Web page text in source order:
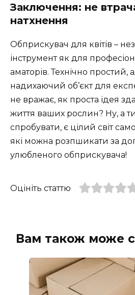
Заключення: не
натхнення
Обприскувач для квітів –
інструмент як для
аматорів. Технічно простий,
надихаючий об’єкт для
не вражає, як проста ідея
життя ваших рослин? Ну, а
спробувати, є цілий світ
які можна розпшикати за
улюбленого обприскувача!
Оцініть статтю
Вам також може